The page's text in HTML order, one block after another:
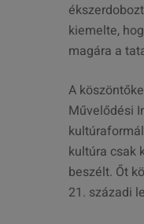
kiemelte,
magára a
A
Művelődési
kultúra csak
beszélt. Őt
21. századi